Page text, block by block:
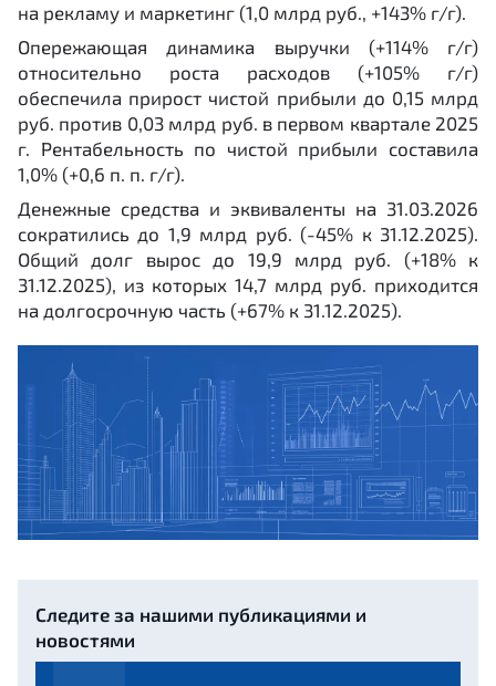
на рекламу и маркетинг (1,0 млрд руб., +143% г/г).
Опережающая динамика выручки (+114% г/г)
относительно роста расходов (+105% г/г)
обеспечила прирост чистой прибыли до 0,15 млрд
руб. против 0,03 млрд руб. в первом квартале 2025
г. Рентабельность по чистой прибыли составила
1,0% (+0,6 п. п. г/г).
Денежные средства и эквиваленты на 31.03.2026
сократились до 1,9 млрд руб. (-45% к 31.12.2025).
Общий долг вырос до 19,9 млрд руб. (+18% к
31.12.2025), из которых 14,7 млрд руб. приходится
на долгосрочную часть (+67% к 31.12.2025).
Следите за нашими публикациями и
новостями